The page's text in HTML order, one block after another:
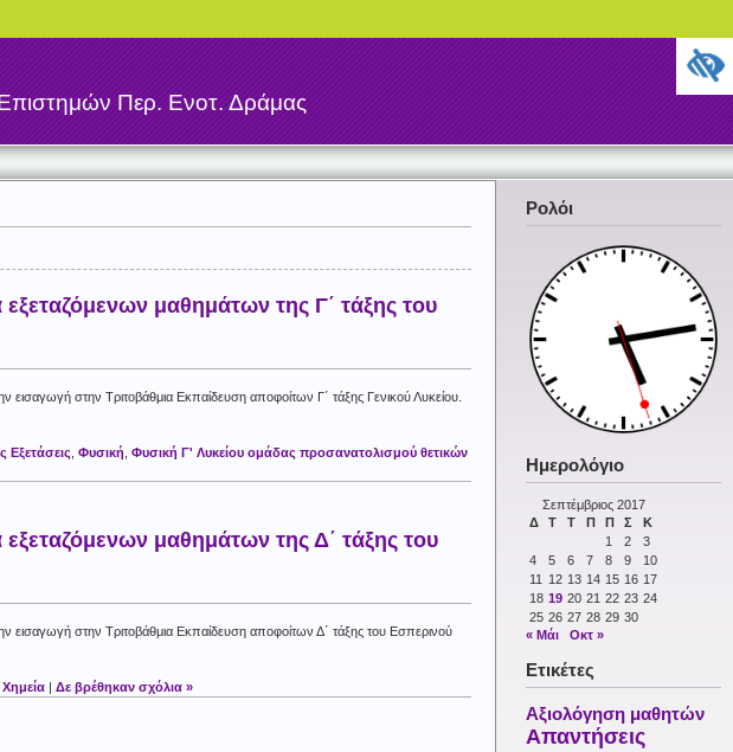
Περ. Ενοτ. Δράμας
Ρολόι
Ημερολόγιο
Σεπτέμβριος 2017
Δ
Τ Τ Π Π Σ
Κ
1
2
3
4
5 6 7 8 9
10
11 12 13 14 15 16 17
18 19 20 21 22 23 24
25 26 27 28 29 30
« Μάι
Οκτ »
Ετικέτες
Αξιολόγηση μαθητών
Απαντήσεις
μαθημάτων της Γ΄ τάξης του
εισαγωγή στην Τριτοβάθμια Εκπαίδευση αποφοίτων Γ΄ τάξης Γενικού Λυκείου.
Εξετάσεις Φυσική Φυσική Γ' Λυκείου ομάδας προσανατολισμού θετικών
μαθημάτων της Δ΄ τάξης του
εισαγωγή στην Τριτοβάθμια Εκπαίδευση αποφοίτων Δ΄ τάξης του Εσπερινού
Χημεία | Δε βρέθηκαν σχόλια »